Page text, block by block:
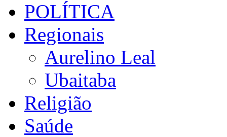
POLÍTICA
Regionais
Aurelino Leal
Ubaitaba
Religião
Saúde